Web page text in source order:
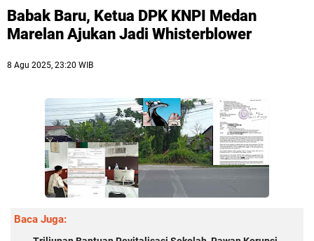
Babak Baru, Ketua DPK KNPI Medan
Marelan Ajukan Jadi Whisterblower
8 Agu 2025, 23:20 WIB
Baca Juga: